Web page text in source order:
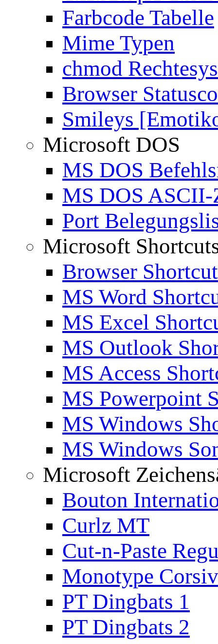
Farbcode Tabelle
Mime Typen
chmod
Browser
Smileys
Microsoft DOS
MS DOS
MS DOS ASCII-
Port
Microsoft
Browser
MS Word
MS Excel
MS Outlook
MS Access
MS Powerpoint
MS Windows
MS Windows
Microsoft
Bouton
Curlz MT
Cut-n-Paste
Monotype
PT Dingbats 1
PT Dingbats 2